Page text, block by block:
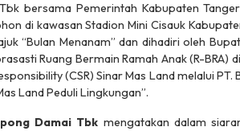
bersama Pemerintah Kabupaten
di kawasan Stadion Mini Cisauk
“Bulan Menanam” dan dihadiri oleh
Ruang Bermain Ramah Anak (R-BRA)
(CSR) Sinar Mas Land melalui
Land Peduli Lingkungan”.
Damai Tbk mengatakan dalam